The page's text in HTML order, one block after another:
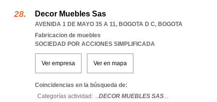
Decor Muebles Sas
AVENIDA 1 DE MAYO 35 A 11, BOGOTA D C, BOGOTA
Fabricacion de muebles
SOCIEDAD POR ACCIONES SIMPLIFICADA
Ver empresa Ver en mapa
Coincidencias en la búsqueda de:
Categorías actividad: ...DECOR MUEBLES SAS...